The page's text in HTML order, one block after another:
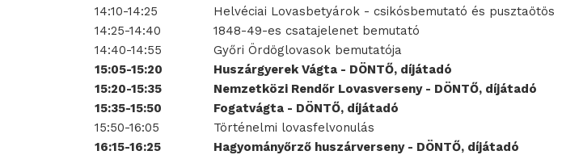
14:10-14:25
Helvéciai Lovasbetyárok - csikósbemutató és pusztaötös
14:25-14:40
1848-49-es csatajelenet bemutató
14:40-14:55
Győri Ördöglovasok bemutatója
15:05-15:20
Huszárgyerek Vágta - DÖNTŐ, díjátadó
15:20-15:35
Nemzetközi Rendőr Lovasverseny - DÖNTŐ, díjátadó
15:35-15:50
Fogatvágta - DÖNTŐ, díjátadó
15:50-16:05
Történelmi lovasfelvonulás
16:15-16:25
Hagyományőrző huszárverseny - DÖNTŐ, díjátadó